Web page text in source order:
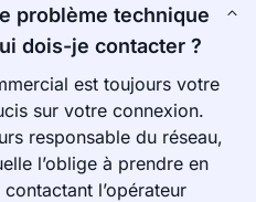
problème technique
dois-je contacter ?
est toujours votre
sur votre connexion.
responsable du réseau,
l’oblige à prendre en
l’opérateur